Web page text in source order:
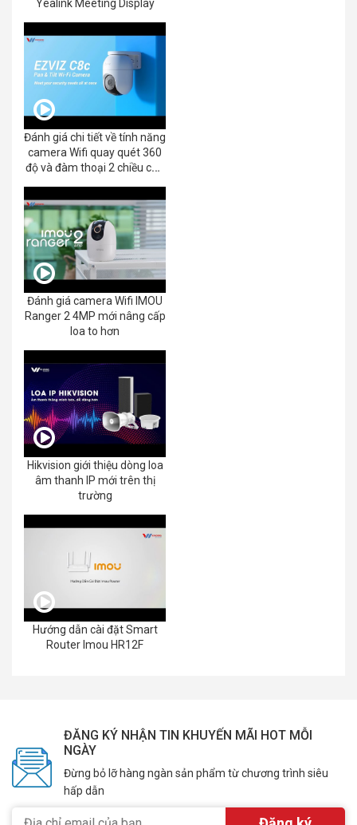
Yealink Meeting Display
Đánh giá chi tiết về tính năng
camera Wifi quay quét 360
độ và đàm thoại 2 chiều của
Đánh giá camera Wifi IMOU
Ranger 2 4MP mới nâng cấp
loa to hơn
Hikvision giới thiệu dòng loa
âm thanh IP mới trên thị
trường
Hướng dẫn cài đặt Smart
Router Imou HR12F
ĐĂNG KÝ NHẬN TIN KHUYẾN MÃI HOT MỖI
NGÀY
Đừng bỏ lỡ hàng ngàn sản phẩm từ chương trình siêu
hấp dẫn